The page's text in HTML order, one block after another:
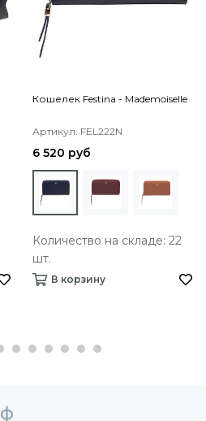
Кошелек Festina - Mademoiselle
Артикул: FEL222N
6 520 руб
Количество на складе: 22
шт.
В корзину